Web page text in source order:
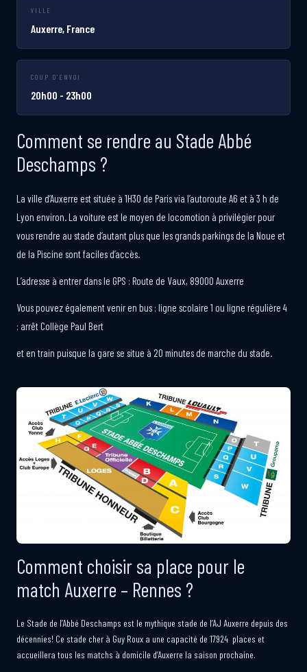
VILLE
Auxerre, France
COUP D'ENVOI
20h00 - 23h00
Comment se rendre au Stade Abbé
Deschamps ?
La ville d’Auxerre est située à 1H30 de Paris via l’autoroute A6 et à 3 h de
Lyon environ. La voiture est le moyen de locomotion à privilégier pour
vous rendre au stade d’autant plus que les grands parkings de la Noue et
de la Piscine sont faciles d’accès.
L’adresse à entrer dans le GPS : Route de Vaux, 89000 Auxerre
Vous pouvez également venir en bus : ligne scolaire 1 ou ligne régulière 4
: arrêt Collège Paul Bert
et en train puisque la gare se situe à 20 minutes de marche du stade.
Comment choisir sa place pour le
match Auxerre – Rennes ?
Le Stade de l’Abbé Deschamps est le mythique stade de l’AJ Auxerre depuis des
décennies! Ce stade cher à Guy Roux a une capacité de 17924 places et
accueillera tous les matchs à domicile d’Auxerre la saison prochaine.